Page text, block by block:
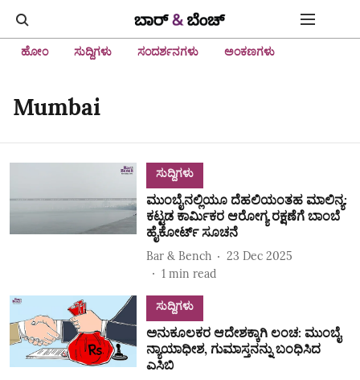
ಹೋಂ ಸುದ್ದಿಗಳು ಸಂದರ್ಶನಗಳು ಅಂಕಣಗಳು
Mumbai
ಸುದ್ದಿಗಳು
ಮುಂಬೈನಲ್ಲಿಯೂ ದೆಹಲಿಯಂತಹ ಮಾಲಿನ್ಯ:
ಕಟ್ಟಡ ಕಾರ್ಮಿಕರ ಆರೋಗ್ಯ ರಕ್ಷಣೆಗೆ ಬಾಂಬೆ
ಹೈಕೋರ್ಟ್ ಸೂಚನೆ
Bar & Bench
23 Dec 2025
1 min read
ಸುದ್ದಿಗಳು
ಅನುಕೂಲಕರ ಆದೇಶಕ್ಕಾಗಿ ಲಂಚ: ಮುಂಬೈ
ನ್ಯಾಯಾಧೀಶ, ಗುಮಾಸ್ತನನ್ನು ಬಂಧಿಸಿದ
ಎಸಿಬಿ